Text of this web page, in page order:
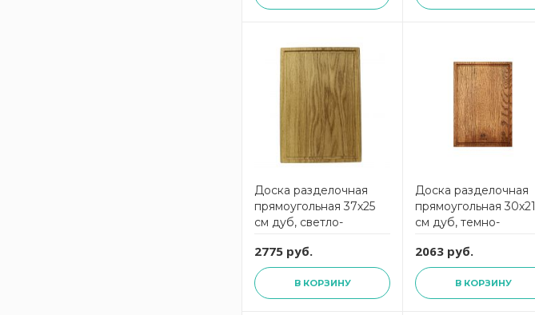
Доска разделочная
прямоугольная 37х25
см дуб, светло-
2775 руб.
В КОРЗИНУ
Доска разделочная
прямоугольная 30х21
см дуб, темно-
2063 руб.
В КОРЗИНУ